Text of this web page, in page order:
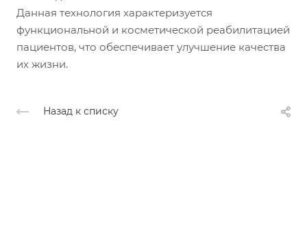
Данная технология характеризуется
функциональной и косметической реабилитацией
пациентов, что обеспечивает улучшение качества
их жизни.
Назад к списку